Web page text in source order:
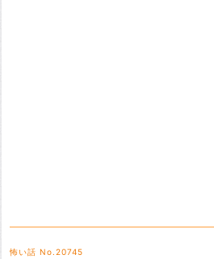
怖い話 No.20745